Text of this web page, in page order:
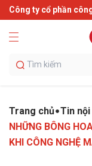
Công ty cổ phần
Trang chủ Tin nội
NHỮNG BÔNG
KHI CÔNG NGHỆ